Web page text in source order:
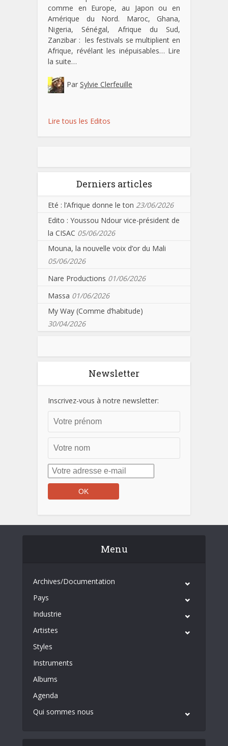
comme en Europe, au Japon ou en
Amérique du Nord. Maroc, Ghana,
Nigeria, Sénégal, Afrique du Sud,
Zanzibar : les festivals se multiplient en
Afrique, révélant les inépuisables… Lire
la suite…
Par Sylvie Clerfeuille
Lire tous les Editos
Derniers articles
Eté : l’Afrique donne le ton 23/06/2026
Edito : Youssou Ndour vice-président de
la CISAC 05/06/2026
Mouna, la nouvelle voix d’or du Mali
05/06/2026
Nare Productions 01/06/2026
Massa 01/06/2026
My Way (Comme d’habitude)
30/04/2026
Newsletter
Inscrivez-vous à notre newsletter:
Menu
Archives/Documentation
Pays
Industrie
Artistes
Styles
Instruments
Albums
Agenda
Qui sommes nous